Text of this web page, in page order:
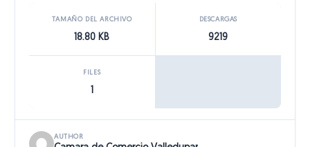
TAMAÑO DEL ARCHIVO
18.80 KB
DESCARGAS
9219
FILES
AUTHOR